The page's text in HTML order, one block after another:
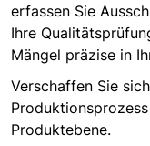
erfassen Sie
Ihre
Mängel präzise in
Verschaffen Sie
Produktebene.